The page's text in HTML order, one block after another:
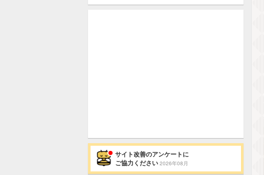
サイト改善のアンケートに
ご協力ください 2026年08月